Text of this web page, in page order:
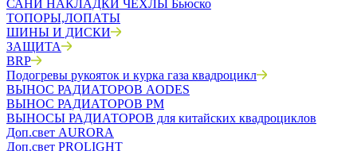
САНИ НАКЛАДКИ ЧЕХЛЫ Бьюско
ТОПОРЫ,ЛОПАТЫ
ШИНЫ И ДИСКИ
ЗАЩИТА
BRP
Подогревы рукояток и курка газа квадроцикл
ВЫНОС РАДИАТОРОВ AODES
ВЫНОС РАДИАТОРОВ РМ
ВЫНОСЫ РАДИАТОРОВ для китайских квадроциклов
Доп.свет AURORA
Доп.свет PROLIGHT